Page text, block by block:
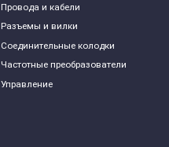
Провода и кабели
Разъемы и вилки
Соединительные колодки
Частотные преобразователи
Управление